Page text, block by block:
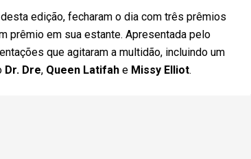
edição, fecharam o dia com três prêmios
prêmio em sua estante. Apresentada pelo
que agitaram a multidão, incluindo um
Dr. Dre, Queen Latifah e Missy Elliot.